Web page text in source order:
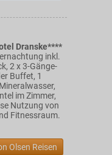
Dranske****
inkl.
2 x 3-Gänge-
Buffet, 1
im Zimmer,
Nutzung von
Fitnessraum.
Olsen Reisen